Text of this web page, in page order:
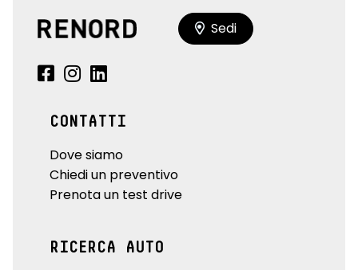
Sedi
CONTATTI
Dove siamo
Chiedi un preventivo
Prenota un test drive
RICERCA AUTO